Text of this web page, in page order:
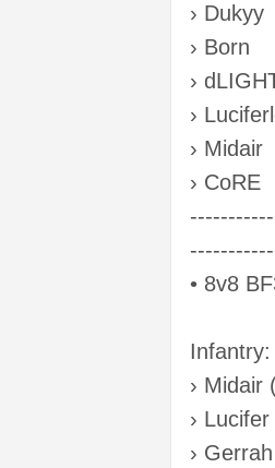
› Dukyy
› Born
›
›
› Midair
› CoRE
• 8v8
Infantry:
› Midair
›
› Gerrah